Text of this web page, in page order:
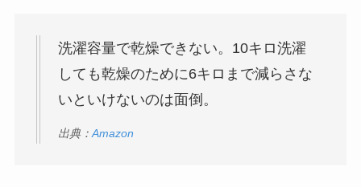
洗濯容量で乾燥できない。10キロ洗濯
しても乾燥のために6キロまで減らさな
いといけないのは面倒。
出典： Amazon